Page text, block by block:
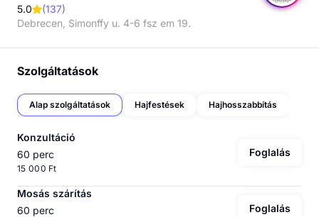
5.0 (137)
Debrecen, Simonffy u. 4-6 fsz em 19.
Szolgáltatások
Alap szolgáltatások Hajfestések Hajhosszabbítás
Konzultáció
60 perc
15 000 Ft
Foglalás
Mosás szárítás
60 perc
Foglalás